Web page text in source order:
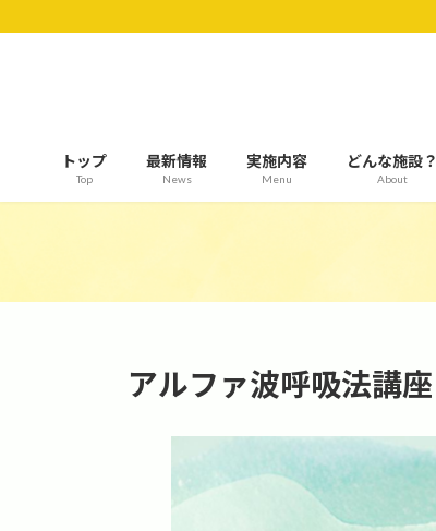
ン
ビ
トップ
Top
最新情報
News
実施内容
Menu
どんな施設？
About
アルファ波呼吸法講座